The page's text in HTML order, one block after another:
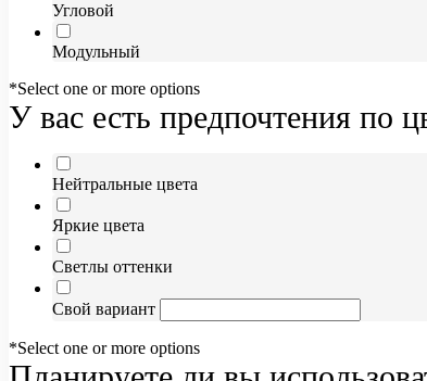
Угловой
Модульный
*Select one or more options
У вас есть предпочтения по
Нейтральные цвета
Яркие цвета
Светлы оттенки
Свой вариант
*Select one or more options